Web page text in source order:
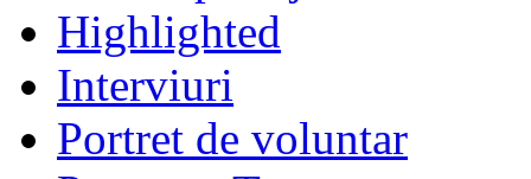
Highlighted
Interviuri
Portret de voluntar